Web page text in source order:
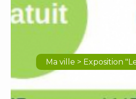
Ma ville > Exposition